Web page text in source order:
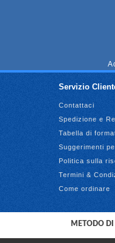
Servizio
Contattaci
Spedizione e
Tabella di
Suggerimenti
Politica sulla
Termini &
Come ordinare
METODO DI